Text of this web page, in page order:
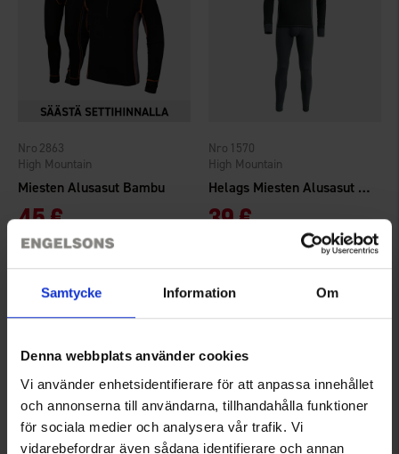
Samtycke Information Om
Denna webbplats använder cookies
Vi använder enhetsidentifierare för att anpassa innehållet
och annonserna till användarna, tillhandahålla funktioner
för sociala medier och analysera vår trafik. Vi
vidarebefordrar även sådana identifierare och annan
Miesten Alusasut Bambu
High Mountain
2863
45 €
Arvio: 4.7 5:sta tähdestä
Helags Miesten Alusasut Bambu
High Mountain
1570
39 €
4.5 5:sta tähdestä